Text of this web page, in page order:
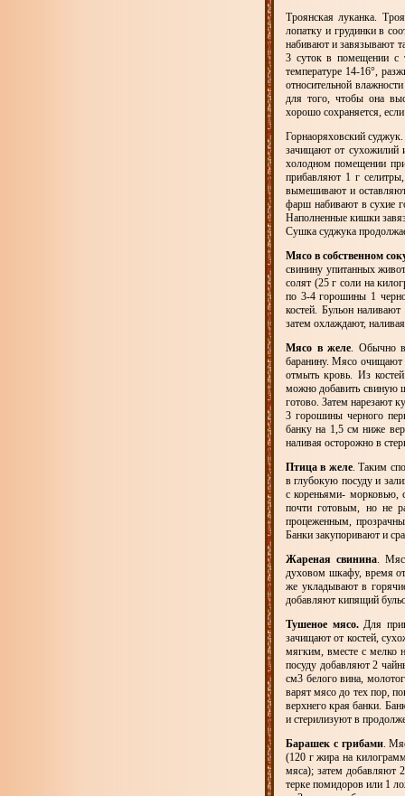
Троянская луканка.
лопатку и грудинки в
набивают и завязывают
3 суток в помещении с
температуре 14-16°,
относительной
для того, чтобы она
хорошо сохраняется,
Горнаоряховский
зачищают от сухожилий
холодном помещении
прибавляют 1 г
вымешивают и
фарш набивают в сухие
Наполненные кишки
Сушка суджука
Мясо в собственном
свинину упитанных
солят (25 г соли на
по 3-4 горошины 1
костей. Бульон
затем охлаждают,
Мясо в желе. Обычно в
баранину. Мясо очищают
отмыть кровь. Из
можно добавить свиную
готово. Затем нарезают
3 горошины черного
банку на 1,5 см ниже
наливая осторожно в
Птица в желе. Таким
в глубокую посуду и
с кореньями- морковью,
почти готовым, но не
процеженным,
Банки закупоривают и
Жареная свинина.
духовом шкафу, время
же укладывают в
добавляют кипящий
Тушеное мясо.Для
зачищают от костей,
мягким, вместе с мелко
посуду добавляют 2
см3 белого вина,
варят мясо до тех пор,
верхнего края банки.
и стерилизуют в
Барашек с грибами.
(120 г жира на
мяса); затем добавляют
терке помидоров или 1